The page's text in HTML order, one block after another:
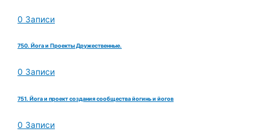
0 Записи
750. Йога и Проекты Дружественные.
0 Записи
751. Йога и проект создания сообщества йогинь и йогов
0 Записи